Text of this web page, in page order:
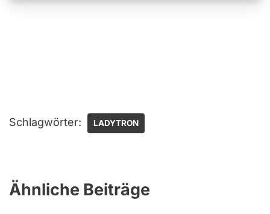
Schlagwörter: LADYTRON
Ähnliche Beiträge